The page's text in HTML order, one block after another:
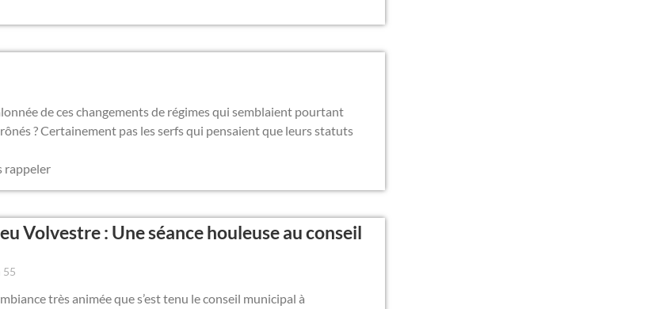
de ces changements de régimes qui semblaient pourtant
? Certainement pas les serfs qui pensaient que leurs statuts
rappeler
Volvestre : Une séance houleuse au conseil
55
très animée que s’est tenu le conseil municipal à